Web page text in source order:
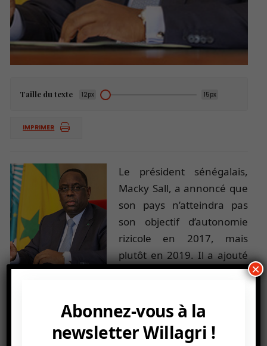
Taille du texte 12px 15px
IMPRIMER
Le président sénégalais,
Macky Sall, a annoncé que
son pays n’atteindra pas
son objectif d’autonomie
rizicole en 2017, mais
plutôt en 2019. Il a ajouté
que d’importants
faire pour atteindre une production de 1,6 million
de tonnes de riz paddy nécessaire pour atteindre
l’autosuffisance rizicole.
Abonnez-vous à la
newsletter Willagri !
×